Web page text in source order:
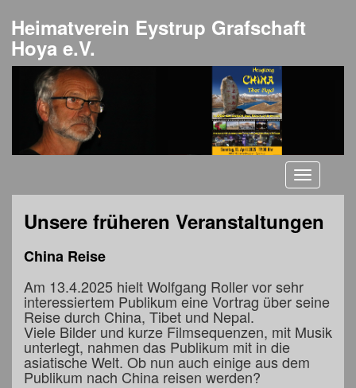
Heimatverein Eystrup Grafschaft
Hoya e.V.
Toggle
Unsere früheren Veranstaltungen
China Reise
Am 13.4.2025 hielt Wolfgang Roller vor sehr
interessiertem Publikum eine Vortrag über seine
Reise durch China, Tibet und Nepal.
Viele Bilder und kurze Filmsequenzen, mit Musik
unterlegt, nahmen das Publikum mit in die
asiatische Welt. Ob nun auch einige aus dem
Publikum nach China reisen werden?